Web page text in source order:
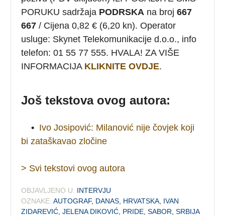
PORUKU sadržaja PODRSKA na broj667
667 / Cijena 0,82 € (6,20 kn). Operator
usluge: Skynet Telekomunikacije d.o.o., info
telefon: 01 55 77 555. HVALA! ZA VIŠE
INFORMACIJA KLIKNITE OVDJE.
Još tekstova ovog autora:
• Ivo Josipović: Milanović nije čovjek koji
bi zataškavao zločine
> Svi tekstovi ovog autora
OBJAVLJENO U: INTERVJU
OZNAKE: AUTOGRAF, DANAS HRVATSKA IVAN
ZIDAREVIĆ ,JELENA DIKOVIĆ PRIDE ,SABOR ,SRBIJA